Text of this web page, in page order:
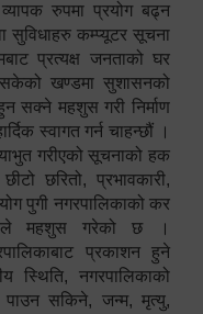
रुपमा प्रयोग बढ्न
सुविधाहरु कम्प्यूटर सूचना
प्रत्यक्ष जनताको घर
खण्डमा सुशासनको
सक्ने महशुस गरी निर्माण
स्वागत गर्न चाहन्छौं ।
गरीएको सूचनाको हक
छरितो, प्रभावकारी,
पुगी नगरपालिकाको कर
महशुस गरेको छ ।
प्रकाशन हुने
स्थिति, नगरपालिकाको
पाउन सकिने, जन्म, मृत्यु,